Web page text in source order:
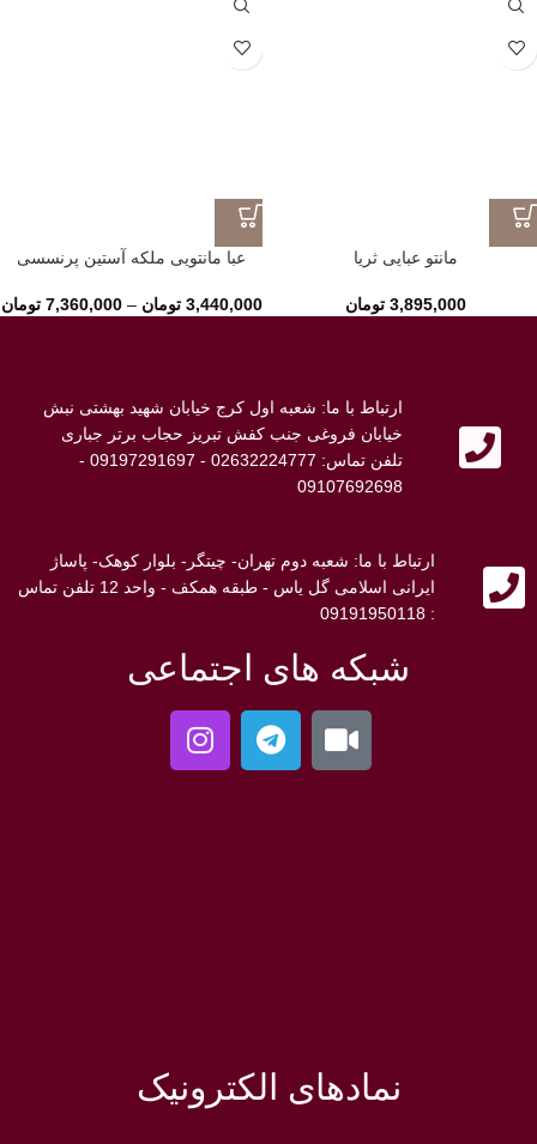
مانتو عبایی ثریا
3,895,000 تومان
عبا مانتویی ملکه آستین پرنسسی
3,440,000 تومان –
7,360,000 تومان
ارتباط با ما: شعبه اول کرج خیابان شهید بهشتی نبش
خیابان فروغی جنب کفش تبریز حجاب برتر جباری
تلفن تماس: 02632224777 - 09197291697 -
09107692698
ارتباط با ما: شعبه دوم تهران- چیتگر- بلوار کوهک- پاساژ
ایرانی اسلامی گل یاس - طبقه همکف - واحد 12 تلفن تماس
: 09191950118
شبکه های اجتماعی
نمادهای الکترونیک